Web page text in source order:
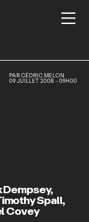

PARCÉDRIC MELON
09 JUILLET 2008 - 09H00
,
Spall,
Covey